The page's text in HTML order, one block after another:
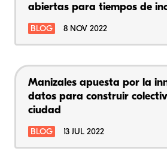
abiertas para tiempos de
BLOG 8 NOV 2022
Manizales apuesta por la
datos para construir
ciudad
BLOG 13 JUL 2022